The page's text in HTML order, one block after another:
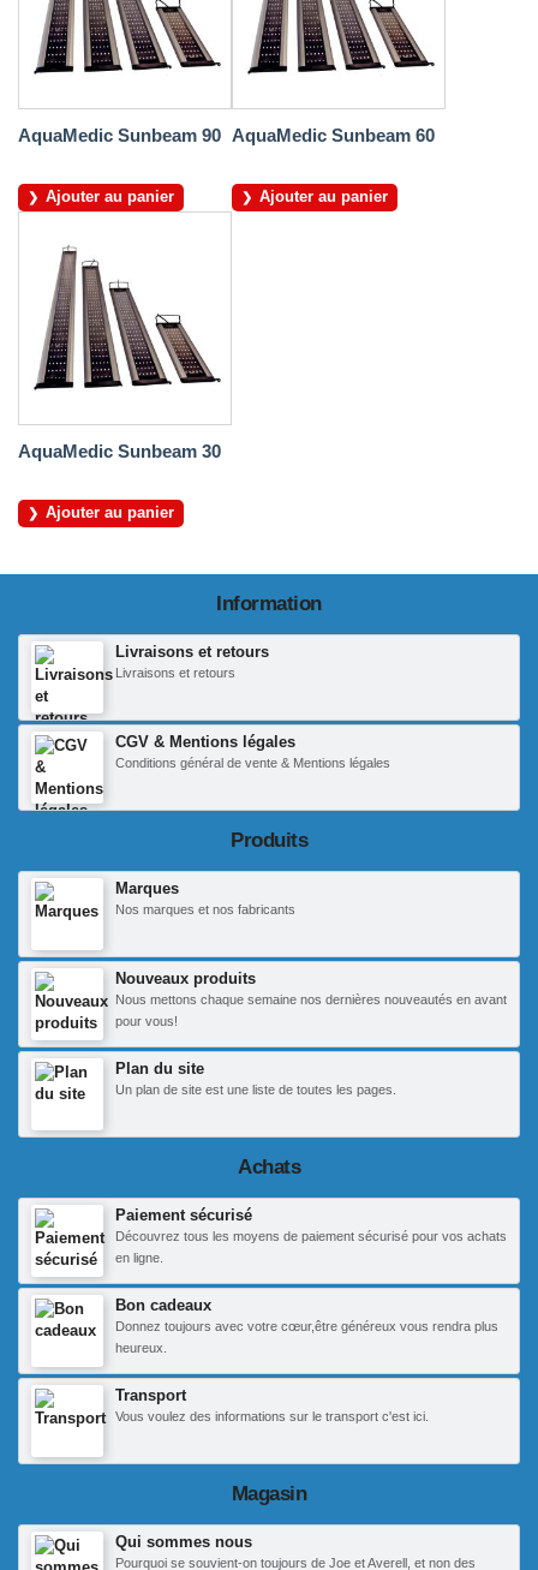
AquaMedic Sunbeam 90
Ajouter au panier
AquaMedic Sunbeam 60
Ajouter au panier
AquaMedic Sunbeam 30
Ajouter au panier
Information
Livraisons et retours
Livraisons et retours
CGV & Mentions légales
Conditions général de vente & Mentions légales
Produits
Marques
Nos marques et nos fabricants
Nouveaux produits
Nous mettons chaque semaine nos dernières nouveautés en avant
pour vous!
Plan du site
Un plan de site est une liste de toutes les pages.
Achats
Paiement sécurisé
Découvrez tous les moyens de paiement sécurisé pour vos achats
en ligne.
Bon cadeaux
Donnez toujours avec votre cœur,être généreux vous rendra plus
heureux.
Transport
Vous voulez des informations sur le transport c'est ici.
Magasin
Qui sommes nous
Pourquoi se souvient-on toujours de Joe et Averell, et non des